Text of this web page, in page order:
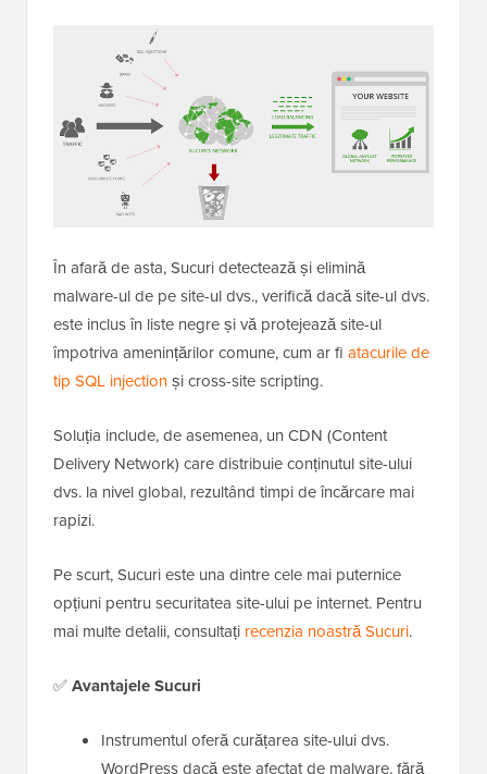
În afară de asta, Sucuri detectează și elimină
malware-ul de pe site-ul dvs., verifică dacă site-ul dvs.
este inclus în liste negre și vă protejează site-ul
împotriva amenințărilor comune, cum ar fi atacurile de
tip SQL injectionși cross-site scripting.
Soluția include, de asemenea, un CDN (Content
Delivery Network) care distribuie conținutul site-ului
dvs. la nivel global, rezultând timpi de încărcare mai
rapizi.
Pe scurt, Sucuri este una dintre cele mai puternice
opțiuni pentru securitatea site-ului pe internet. Pentru
mai multe detalii, consultați recenzia noastră Sucuri.
✅Avantajele Sucuri
Instrumentul oferă curățarea site-ului dvs.
WordPress dacă este afectat de malware, fără